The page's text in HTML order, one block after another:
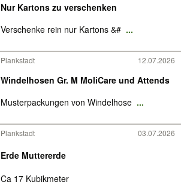
Nur Kartons zu verschenken
Verschenke rein nur Kartons &# ...
Plankstadt 12.07.2026
Windelhosen Gr. M MoliCare und Attends
Musterpackungen von Windelhose ...
Plankstadt 03.07.2026
Erde Muttererde
Ca 17 Kubikmeter